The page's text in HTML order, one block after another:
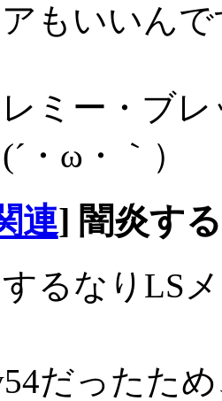
もいいんで
ミー・ブ
・ω・｀）
連] 闇炎す
るなりLS
だったた